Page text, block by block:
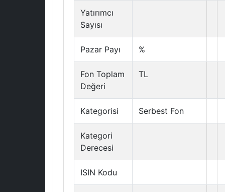
Yatırımcı
Sayısı
Pazar Payı %
Fon Toplam
Değeri
TL
Kategorisi Serbest Fon
Kategori
Derecesi
ISIN Kodu